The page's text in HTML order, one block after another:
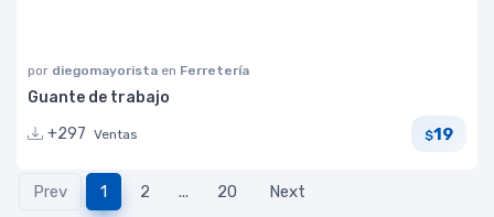
por diegomayorista en Ferretería
Guante de trabajo
+297 Ventas $19
Prev 1 2 ... 20 Next